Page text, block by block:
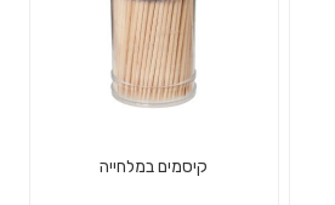
קיסמים במלחייה